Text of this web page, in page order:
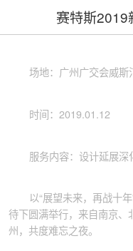
赛特斯2019
场地：广州广交会威斯
时间：2019.01.12
服务内容：设计延展
以“展望未来，再战十
待下圆满举行，来自南京
州，共度难忘之夜。